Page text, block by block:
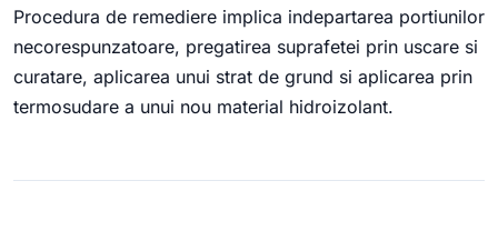
Procedura de remediere implica indepartarea portiunilor
necorespunzatoare, pregatirea suprafetei prin uscare si
curatare, aplicarea unui strat de grund si aplicarea prin
termosudare a unui nou material hidroizolant.